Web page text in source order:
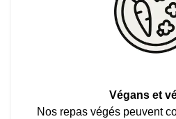
Végans et
Nos repas végés peuvent